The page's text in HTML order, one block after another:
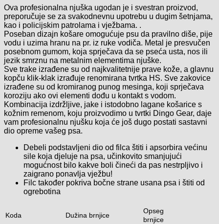
Ova profesionalna njuška ugodan je i svestran proizvod,
preporučuje se za svakodnevnu upotrebu u dugim šetnjama,
kao i policijskim patrolama i vježbama. .
Poseban dizajn košare omogućuje psu da pravilno diše, pije
vodu i uzima hranu na pr. iz ruke vodiča. Metal je presvučen
posebnom gumom, koja sprječava da se pseća usta, nos ili
jezik smrznu na metalnim elementima njuške.
Sve trake izrađene su od najkvalitetnije prave kože, a glavnu
kopču klik-klak izrađuje renomirana tvrtka HS. Sve zakovice
izrađene su od kromiranog punog mesinga, koji sprječava
koroziju ako ovi elementi dođu u kontakt s vodom.
Kombinacija izdržljive, jake i istodobno lagane košarice s
kožnim remenom, koju proizvodimo u tvrtki Dingo Gear, daje
vam profesionalnu njušku koja će još dugo postati sastavni
dio opreme vašeg psa.
Debeli podstavljeni dio od filca štiti i apsorbira većinu
sile koja djeluje na psa, učinkovito smanjujući
mogućnost bilo kakve boli čineći da pas nestrpljivo i
zaigrano ponavlja vježbu!
Filc također pokriva bočne strane usana psa i štiti od
ogrebotina
Koda Dužina brnjice
Opseg
brnjice